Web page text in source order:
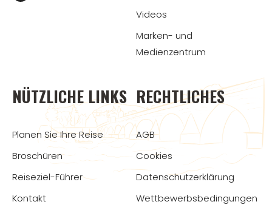
Videos
Marken- und
Medienzentrum
NÜTZLICHE LINKS
Planen Sie Ihre Reise
Broschüren
Reiseziel-Führer
Kontakt
RECHTLICHES
AGB
Cookies
Datenschutzerklärung
Wettbewerbsbedingungen